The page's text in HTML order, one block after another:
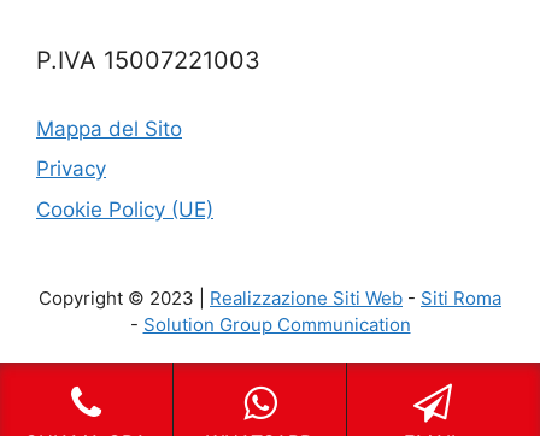
P.IVA 15007221003
Mappa del Sito
Privacy
Cookie Policy (UE)
Copyright © 2023 | Realizzazione Siti Web - Siti Roma
- Solution Group Communication